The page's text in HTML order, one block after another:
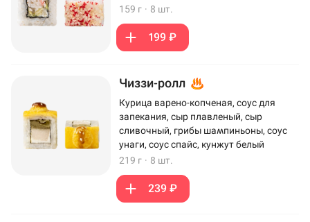
159 г · 8 шт.
199 ₽
Чиззи-ролл
Курица варено-копченая, соус для
запекания, сыр плавленый, сыр
сливочный, грибы шампиньоны, соус
унаги, соус спайс, кунжут белый
219 г · 8 шт.
239 ₽